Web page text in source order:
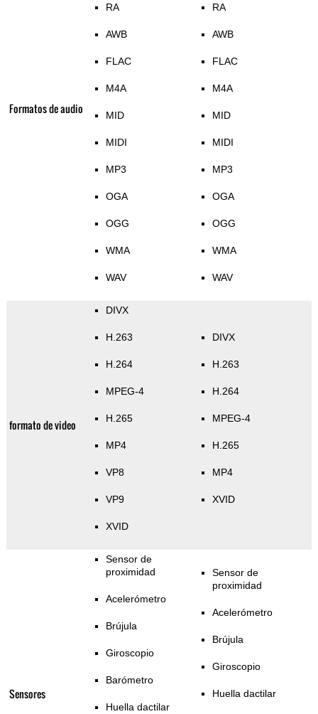
Formatos de audio
RA
AWB
FLAC
M4A
MID
MIDI
MP3
OGA
OGG
WMA
WAV
RA
AWB
FLAC
M4A
MID
MIDI
MP3
OGA
OGG
WMA
WAV
formato de video
DIVX
H.263
H.264
MPEG-4
H.265
MP4
VP8
VP9
XVID
DIVX
H.263
H.264
MPEG-4
H.265
MP4
XVID
Sensores
Sensor de
proximidad
Acelerómetro
Brújula
Giroscopio
Barómetro
Huella dactilar
Sensor de
proximidad
Acelerómetro
Brújula
Giroscopio
Huella dactilar